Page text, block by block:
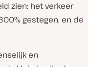
zien: het verkeer
gestegen, en de
en